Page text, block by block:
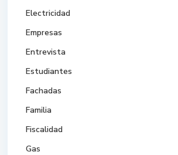
Electricidad
Empresas
Entrevista
Estudiantes
Fachadas
Familia
Fiscalidad
Gas